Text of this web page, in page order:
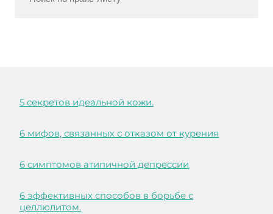
5 секретов идеальной кожи.
6 мифов, связанных с отказом от курения
6 симптомов атипичной депрессии
6 эффективных способов в борьбе с
целлюлитом.